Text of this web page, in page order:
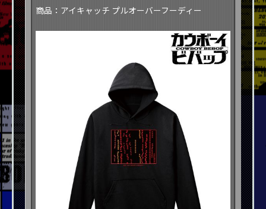
商品：アイキャッチ プルオーバーフーディー